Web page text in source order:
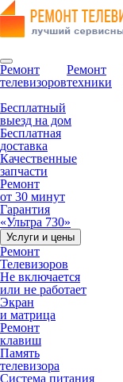
Ремонт
телевизоров
Ремонт
техники
Бесплатный
выезд на дом
Бесплатная
доставка
Качественные
запчасти
Ремонт
от 30 минут
Гарантия
«Ультра 730»
Услуги и цены
Ремонт
Телевизоров
Не включается
или не работает
Экран
и матрица
Ремонт
клавиш
Память
телевизора
Система питания